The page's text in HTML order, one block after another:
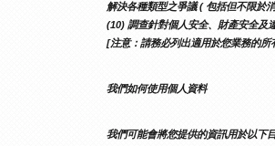
解決各種類型之爭議 ( 包括但不限於
(10) 調查針對個人安全、財產安全及
[注意：請務必列出適用於您業務的所
我們如何使用個人資料
我們可能會將您提供的資訊用於以下